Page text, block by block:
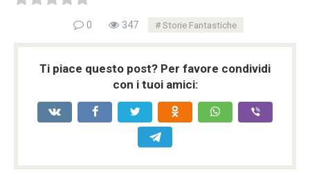
0 347 Storie Fantastiche
Ti piace questo post? Per favore condividi
con i tuoi amici: